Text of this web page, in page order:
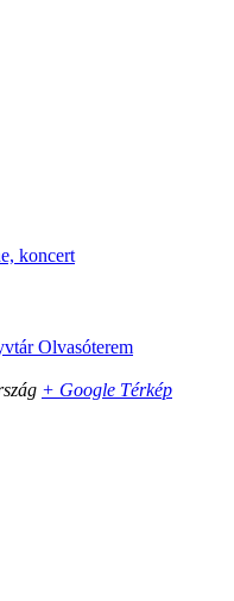
koncert
Olvasóterem
+ Google Térkép